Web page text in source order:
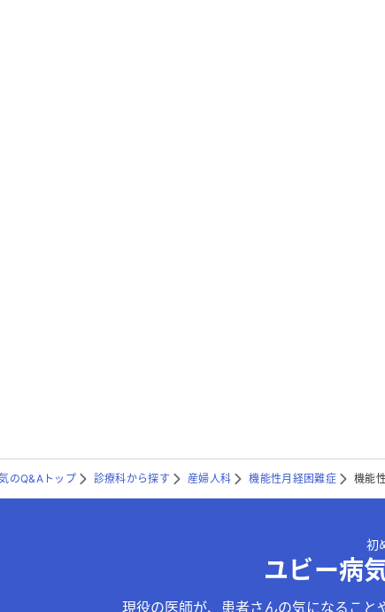
のQ&Aトップ 診療科から探す 産婦人科 機能性月経困難症 機能
初
ユビー病
現役の医師が、患者さんの気になること